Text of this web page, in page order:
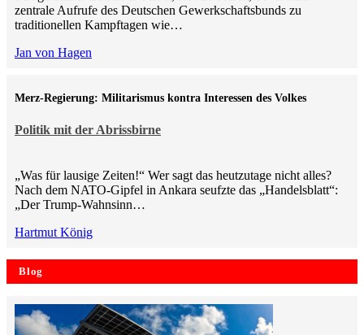
zentrale Aufrufe des Deutschen Gewerkschaftsbunds zu
traditionellen Kampftagen wie…
Jan von Hagen
Politik mit der Abrissbirne
Merz-Regierung: Militarismus kontra Inte­ressen des Volkes
„Was für lausige Zeiten!“ Wer sagt das heutzutage nicht alles?
Nach dem NATO-Gipfel in Ankara seufzte das „Handelsblatt“:
„Der Trump-Wahnsinn…
Hartmut König
Blog